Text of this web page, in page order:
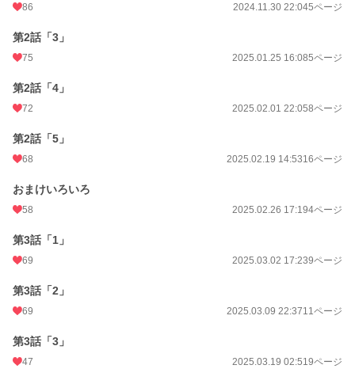
86 2024.11.30 22:045ページ
第2話「3」
75 2025.01.25 16:085ページ
第2話「4」
72 2025.02.01 22:058ページ
第2話「5」
68 2025.02.19 14:5316ページ
おまけいろいろ
58 2025.02.26 17:194ページ
第3話「1」
69 2025.03.02 17:239ページ
第3話「2」
69 2025.03.09 22:3711ページ
第3話「3」
47 2025.03.19 02:519ページ